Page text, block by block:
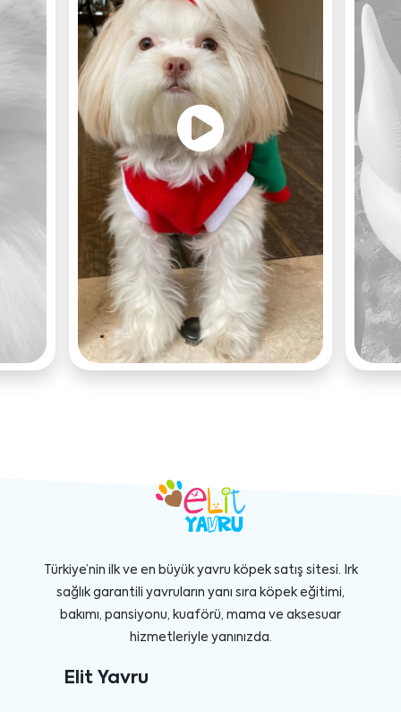
Türkiye’nin ilk ve en büyük yavru köpek satış sitesi. Irk
sağlık garantili yavruların yanı sıra köpek eğitimi,
bakımı, pansiyonu, kuaförü, mama ve aksesuar
hizmetleriyle yanınızda.
Elit Yavru